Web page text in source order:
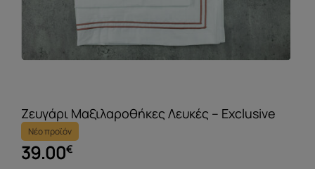
Ζευγάρι Μαξιλαροθήκες Λευκές – Exclusive
Νέο προϊόν
39.00€